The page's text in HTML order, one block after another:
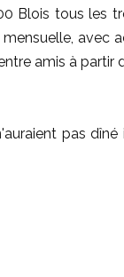
Blois tous les
avec
amis à partir
pas